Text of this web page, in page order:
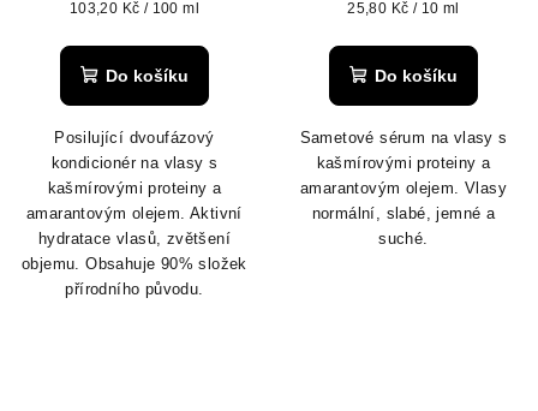
Měrná
103,20 Kč / 100 ml
Do košíku
Posilující dvoufázový
kondicionér na vlasy s
kašmírovými proteiny a
amarantovým olejem. Aktivní
hydratace vlasů, zvětšení
objemu. Obsahuje 90% složek
přírodního původu.
Měrná
25,80 Kč / 10 ml
Do košíku
Sametové sérum na vlasy s
kašmírovými proteiny a
amarantovým olejem. Vlasy
normální, slabé, jemné a
suché.